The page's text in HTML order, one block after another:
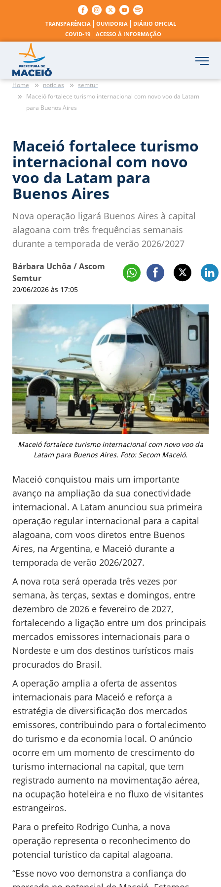
TRANSPARÊNCIA OUVIDORIA
DIÁRIO OFICIAL
COVID-19
ACESSO À INFORMAÇÃO
Home noticias
semtur
Maceió fortalece turismo internacional com novo voo da Latam
para Buenos Aires
Maceió fortalece turismo
internacional com novo
voo da Latam para
Buenos Aires
Nova operação ligará Buenos Aires à capital
alagoana com três frequências semanais
durante a temporada de verão 2026/2027
Bárbara Uchôa / Ascom
Semtur
20/06/2026 às 17:05
Maceió fortalece turismo internacional com novo voo da
Latam para Buenos Aires. Foto: Secom Maceió.
Maceió conquistou mais um importante
avanço na ampliação da sua conectividade
internacional. A Latam anunciou sua primeira
operação regular internacional para a capital
alagoana, com voos diretos entre Buenos
Aires, na Argentina, e Maceió durante a
temporada de verão 2026/2027.
A nova rota será operada três vezes por
semana, às terças, sextas e domingos, entre
dezembro de 2026 e fevereiro de 2027,
fortalecendo a ligação entre um dos principais
mercados emissores internacionais para o
Nordeste e um dos destinos turísticos mais
procurados do Brasil.
A operação amplia a oferta de assentos
internacionais para Maceió e reforça a
estratégia de diversificação dos mercados
emissores, contribuindo para o fortalecimento
do turismo e da economia local. O anúncio
ocorre em um momento de crescimento do
turismo internacional na capital, que tem
registrado aumento na movimentação aérea,
na ocupação hoteleira e no fluxo de visitantes
estrangeiros.
Para o prefeito Rodrigo Cunha, a nova
operação representa o reconhecimento do
potencial turístico da capital alagoana.
“Esse novo voo demonstra a confiança do